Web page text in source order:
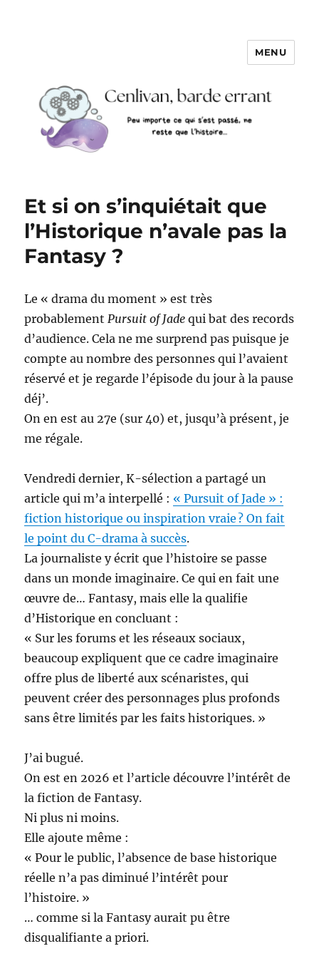
MENU
Et si on s’inquiétait que
l’Historique n’avale pas la
Fantasy ?
Le « drama du moment » est très
probablement Pursuit of Jade qui bat des records
d’audience. Cela ne me surprend pas puisque je
compte au nombre des personnes qui l’avaient
réservé et je regarde l’épisode du jour à la pause
déj’.
On en est au 27e (sur 40) et, jusqu’à présent, je
me régale.
Vendredi dernier, K-sélection a partagé un
article qui m’a interpellé : « Pursuit of Jade » :
fiction historique ou inspiration vraie ? On fait
le point du C-drama à succès.
La journaliste y écrit que l’histoire se passe
dans un monde imaginaire. Ce qui en fait une
œuvre de… Fantasy, mais elle la qualifie
d’Historique en concluant :
« Sur les forums et les réseaux sociaux,
beaucoup expliquent que ce cadre imaginaire
offre plus de liberté aux scénaristes, qui
peuvent créer des personnages plus profonds
sans être limités par les faits historiques. »
J’ai bugué.
On est en 2026 et l’article découvre l’intérêt de
la fiction de Fantasy.
Ni plus ni moins.
Elle ajoute même :
« Pour le public, l’absence de base historique
réelle n’a pas diminué l’intérêt pour
l’histoire. »
… comme si la Fantasy aurait pu être
disqualifiante a priori.